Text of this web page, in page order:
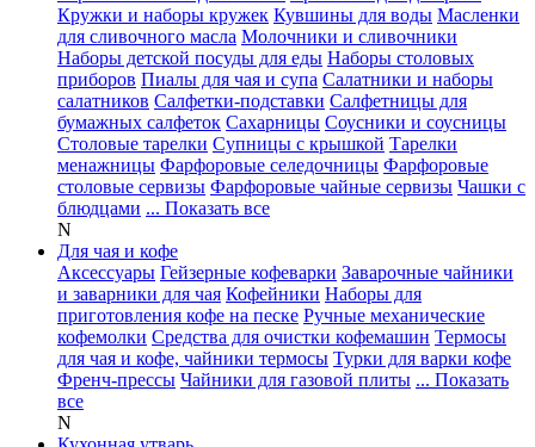
Кружки и наборы кружек Кувшины для воды Масленки
для сливочного масла Молочники и сливочники
Наборы детской посуды для еды Наборы столовых
приборов Пиалы для чая и супа Салатники и наборы
салатников Салфетки-подставки Салфетницы для
бумажных салфеток Сахарницы Соусники и соусницы
Столовые тарелки Супницы с крышкой Тарелки
менажницы Фарфоровые селедочницы Фарфоровые
столовые сервизы Фарфоровые чайные сервизы Чашки с
блюдцами ... Показать все
N
Для чая и кофе
Аксессуары Гейзерные кофеварки Заварочные чайники
и заварники для чая Кофейники Наборы для
приготовления кофе на песке Ручные механические
кофемолки Средства для очистки кофемашин Термосы
для чая и кофе, чайники термосы Турки для варки кофе
Френч-прессы Чайники для газовой плиты ... Показать
все
N